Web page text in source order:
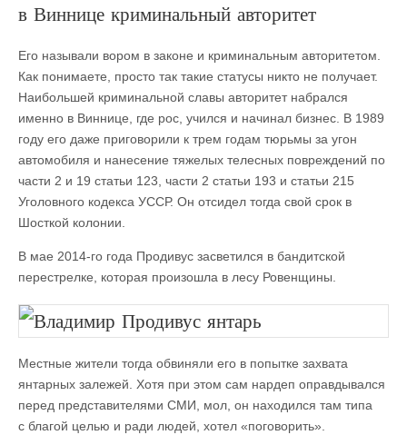
в Виннице криминальный авторитет
Его называли вором в законе и криминальным авторитетом.
Как понимаете, просто так такие статусы никто не получает.
Наибольшей криминальной славы авторитет набрался
именно в Виннице, где рос, учился и начинал бизнес. В 1989
году его даже приговорили к трем годам тюрьмы за угон
автомобиля и нанесение тяжелых телесных повреждений по
части 2 и 19 статьи 123, части 2 статьи 193 и статьи 215
Уголовного кодекса УССР. Он отсидел тогда свой срок в
Шосткой колонии.
В мае 2014-го года Продивус засветился в бандитской
перестрелке, которая произошла в лесу Ровенщины.
Местные жители тогда обвиняли его в попытке захвата
янтарных залежей. Хотя при этом сам нардеп оправдывался
перед представителями СМИ, мол, он находился там типа
с благой целью и ради людей, хотел «поговорить».